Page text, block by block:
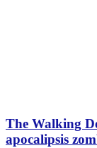
The Walking
apocalipsis